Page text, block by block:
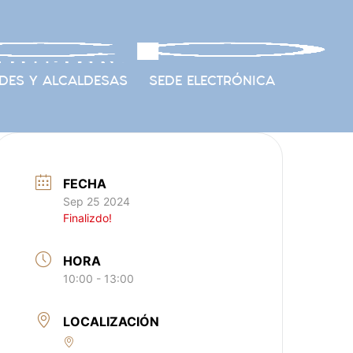
Y ALCALDESAS SEDE ELECTRÓNICA
FECHA
Sep 25 2024
Finalizdo!
HORA
10:00 - 13:00
LOCALIZACIÓN